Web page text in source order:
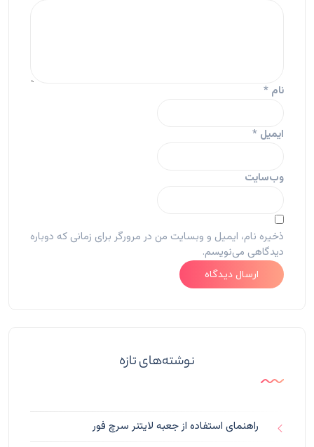
نام *
ایمیل *
وب‌سایت
ذخیره نام، ایمیل و وبسایت من در مرورگر برای زمانی که دوباره
دیدگاهی می‌نویسم.
نوشته‌های تازه
راهنمای استفاده از جعبه لایتنر سرچ فور